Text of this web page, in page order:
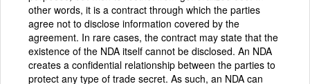
other words, it is a contract through which the parties
agree not to disclose information covered by the
agreement. In rare cases, the contract may state that the
existence of the NDA itself cannot be disclosed. An NDA
creates a confidential relationship between the parties to
protect any type of trade secret. As such, an NDA can